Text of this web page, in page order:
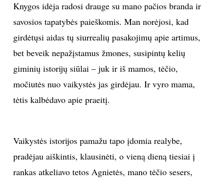
Knygos idėja radosi drauge su mano pačios branda ir
savosios tapatybės paieškomis. Man norėjosi, kad
girdėtųsi aidas tų siurrealių pasakojimų apie artimus,
bet beveik nepažįstamus žmones, susipintų kelių
giminių istorijų siūlai – juk ir iš mamos, tėčio,
močiutės nuo vaikystės jas girdėjau. Ir vyro mama,
tėtis kalbėdavo apie praeitį.
Vaikystės istorijos pamažu tapo įdomia realybe,
pradėjau aiškintis, klausinėti, o vieną dieną tiesiai į
rankas atkeliavo tetos Agnietės, mano tėčio sesers,